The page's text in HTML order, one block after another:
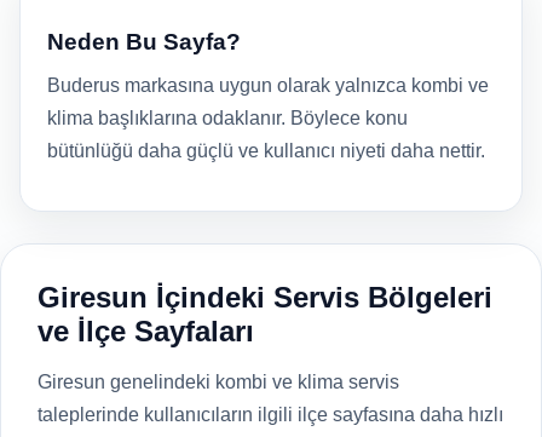
Neden Bu Sayfa?
Buderus markasına uygun olarak yalnızca kombi ve
klima başlıklarına odaklanır. Böylece konu
bütünlüğü daha güçlü ve kullanıcı niyeti daha nettir.
Giresun İçindeki Servis Bölgeleri
ve İlçe Sayfaları
Giresun genelindeki kombi ve klima servis
taleplerinde kullanıcıların ilgili ilçe sayfasına daha hızlı